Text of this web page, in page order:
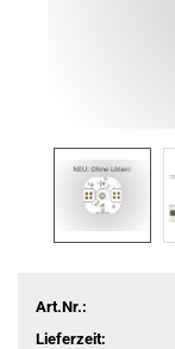
Art.Nr.:
Lieferzeit: